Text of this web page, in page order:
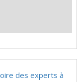
des experts à